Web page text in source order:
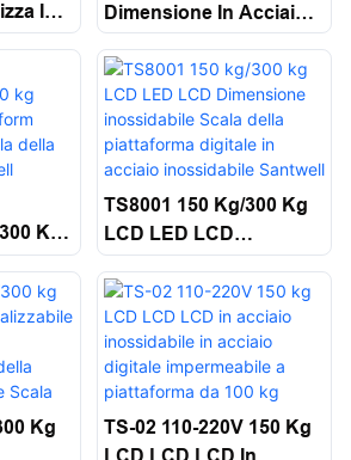
In
Dimensione In Acciaio
Di Fabbrica Di Prezzi
Elettronici Piattaforma
Di Fabbrica Scala
Digitale Santwell
Kg
TS8001 150 Kg/300 Kg
LCD LED LCD
Dimensione
Inossidabile Scala Della
Piattaforma Digitale In
Acciaio Inossidabile
Santwell
Kg
TS-02 110-220V 150 Kg